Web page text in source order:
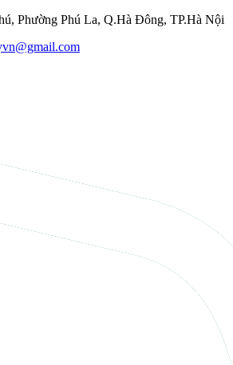
Phường Phú La, Q.Hà Đông, TP.Hà Nội